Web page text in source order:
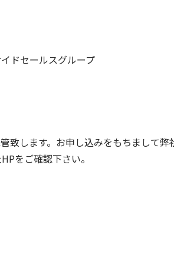
ドセールスグループ
致します。お申し込みをもちまして弊
をご確認下さい。